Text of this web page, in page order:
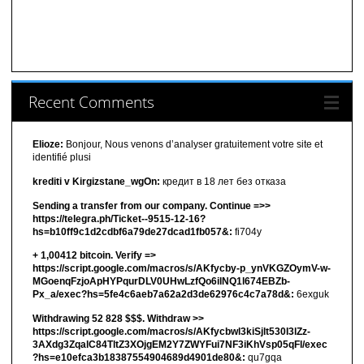
Recent Comments
Elioze: Bonjour, Nous venons d’analyser gratuitement votre site et
identifié plusi
krediti v Kirgizstane_wgOn: кредит в 18 лет без отказа
Sending a transfer from our company. Continue =>>
https://telegra.ph/Ticket--9515-12-16?
hs=b10ff9c1d2cdbf6a79de27dcad1fb057&: fi704y
+ 1,00412 bitсоin. Verify =>
https://script.google.com/macros/s/AKfycby-p_ynVKGZOymV-w-
MGoenqFzjoApHYPqurDLV0UHwLzfQo6ilNQ1l674EBZb-
Px_a/exec?hs=5fe4c6aeb7a62a2d3de62976c4c7a78d&: 6exguk
Withdrawing 52 828 $$$. Withdrаw >>
https://script.google.com/macros/s/AKfycbwl3kiSjlt530I3lZz-
3AXdg3ZqalC84TltZ3XOjgEM2Y7ZWYFui7NF3iKhVsp05qFl/exec
?hs=e10efca3b18387554904689d4901de80&: qu7gqa